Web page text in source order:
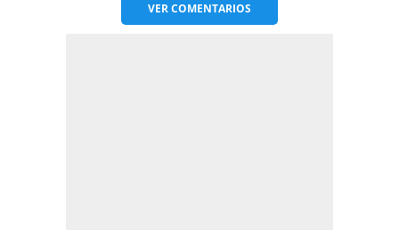
VERCOMENTARIOS